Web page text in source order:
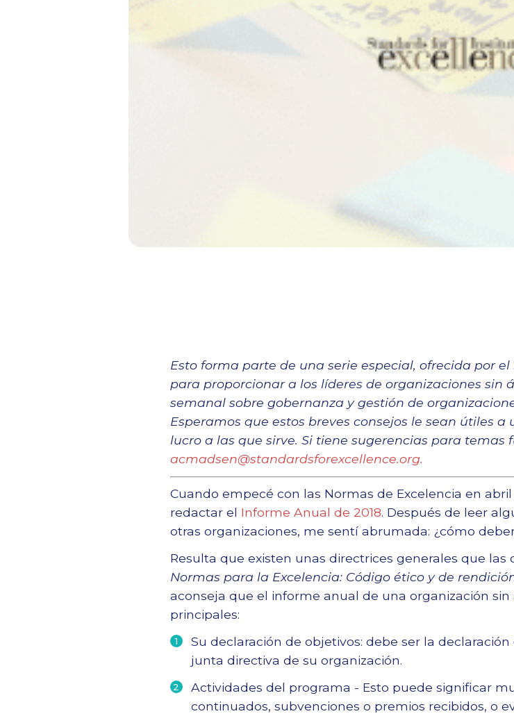
Esto forma parte de una serie especial, ofrecida por
para proporcionar a los líderes de organizaciones sin
semanal sobre gobernanza y gestión de
Esperamos que estos breves consejos le sean útiles
lucro a las que sirve. Si tiene sugerencias para temas
acmadsen@standardsforexcellence.org.
Cuando empecé con las Normas de Excelencia en
redactar el Informe Anual de 2018. Después de leer
otras organizaciones, me sentí abrumada: ¿cómo
Resulta que existen unas directrices generales que las
Normas para la Excelencia: Código ético y de
aconseja que el informe anual de una organización
principales:
Su declaración de objetivos: debe ser la
junta directiva de su organización.
Actividades del programa - Esto puede significar
continuados, subvenciones o premios recibidos, o